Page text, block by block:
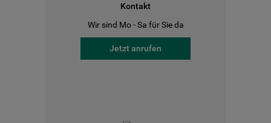
Kontakt
Wir sind Mo - Sa für Sie da
Jetzt anrufen